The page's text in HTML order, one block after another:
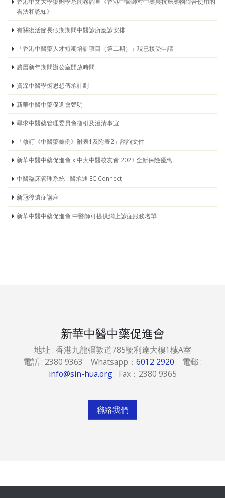
看法和認知》
有關復活節長假期期間中醫診所應診安排
「香港中醫藥人才短期培訓項目（第二期）」現已接受申請
農曆新年期間辦公室開放時間
資深中醫學術思想傳承計劃
新華中醫中藥促進會聲明
尋求中醫藥管理委員會指引及澄清事宜
「修訂《中醫藥條例》附表1及附表2」諮詢文件
新華中醫中藥促進會 x 中大中醫校友會 2023 全新保險優惠
中醫臨床管理系統 - 醫承通 EC Connect
新冠後遺症講座
新華中醫中藥促進會 中醫師可提供網上診症服務名單
新華中醫中藥促進會
地址 : 香港九龍彌敦道785號利達大樓1樓A室
電話 : 2380 9363 Whatsapp： 6012 2920 電郵 :
info@sin-hua.orgFax：2380 9365
聯絡我們